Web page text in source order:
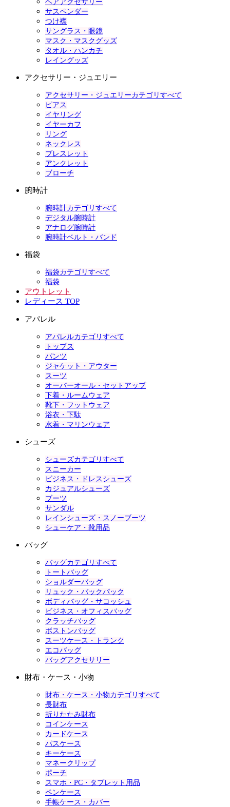
ヘアアクセサリー
サスペンダー
つけ襟
サングラス・眼鏡
マスク・マスクグッズ
タオル・ハンカチ
レイングッズ
アクセサリー・ジュエリー
アクセサリー・ジュエリーカテゴリすべて
ピアス
イヤリング
イヤーカフ
リング
ネックレス
ブレスレット
アンクレット
ブローチ
腕時計
腕時計カテゴリすべて
デジタル腕時計
アナログ腕時計
腕時計ベルト・バンド
福袋
福袋カテゴリすべて
福袋
アウトレット
レディース TOP
アパレル
アパレルカテゴリすべて
トップス
パンツ
ジャケット・アウター
スーツ
オーバーオール・セットアップ
下着・ルームウェア
靴下・フットウェア
浴衣・下駄
水着・マリンウェア
シューズ
シューズカテゴリすべて
スニーカー
ビジネス・ドレスシューズ
カジュアルシューズ
ブーツ
サンダル
レインシューズ・スノーブーツ
シューケア・靴用品
バッグ
バッグカテゴリすべて
トートバッグ
ショルダーバッグ
リュック・バックパック
ボディバッグ・サコッシュ
ビジネス・オフィスバッグ
クラッチバッグ
ボストンバッグ
スーツケース・トランク
エコバッグ
バッグアクセサリー
財布・ケース・小物
財布・ケース・小物カテゴリすべて
長財布
折りたたみ財布
コインケース
カードケース
パスケース
キーケース
マネークリップ
ポーチ
スマホ・PC・タブレット用品
ペンケース
手帳ケース・カバー